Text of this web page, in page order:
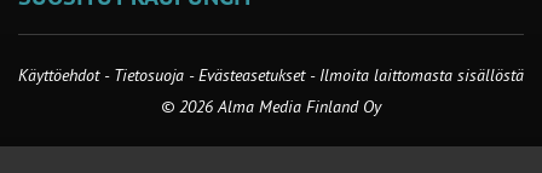
Käyttöehdot - Tietosuoja -Evästeasetukset- Ilmoita laittomasta sisällöstä
© 2026 Alma Media Finland Oy